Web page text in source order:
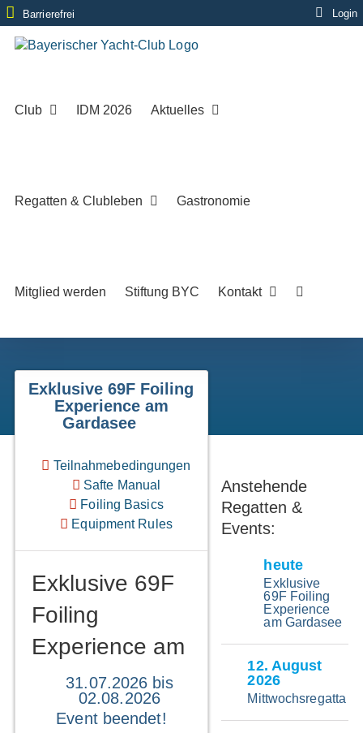
Zum
Inhalt
springen
Barrierefrei Login
Club IDM 2026 Aktuelles
Regatten & Clubleben Gastronomie
Mitglied werden Stiftung BYC Kontakt
Event-Details
Exklusive 69F Foiling
Experience am
Gardasee
Teilnahmebedingungen
Safte Manual
Foiling Basics
Equipment Rules
Exklusive 69F
Foiling
Experience am
Gardasee
High Performance
31.07.2026 bis
02.08.2026
Event beendet!
Anstehende
Regatten &
Events:
heute
Exklusive
69F Foiling
Experience
am Gardasee
12. August
2026
Mittwochsregatta